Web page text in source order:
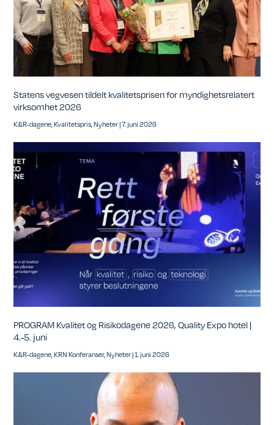
Statens vegvesen tildelt kvalitetsprisen for myndighetsrelatert
virksomhet 2026
K&R-dagene,Kvalitetspris,Nyheter|7. juni 2026
PROGRAM Kvalitet og Risikodagene 2026, Quality Expo hotel |
4.-5. juni
K&R-dagene,KRN Konferanser,Nyheter|1. juni 2026